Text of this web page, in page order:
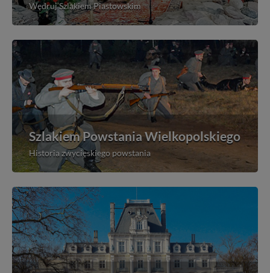
Wędruj Szlakiem Piastowskim
Szlakiem Powstania Wielkopolskiego
Historia zwycięskiego powstania